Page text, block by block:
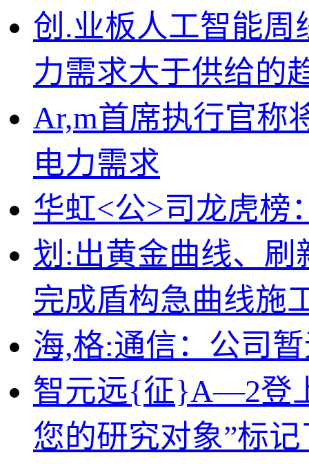
创.业板人工智能
力需求大于供给的
Ar,m首席执行官称
电力需求
华虹<公>司龙虎榜
划:出黄金曲线、
完成盾构急曲线施
海,格:通信：公司
智元远{征}A—2登
您的研究对象”标